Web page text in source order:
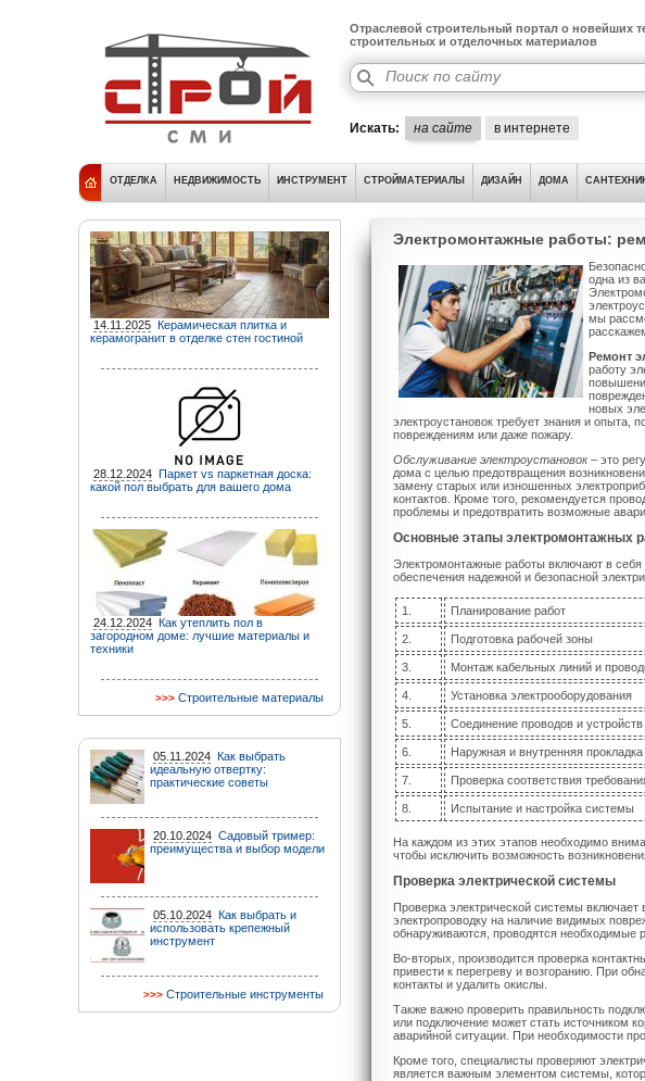
Отраслевой строительный портал о новейших
строительных и отделочных материалов
Искать: на сайте в интернете
ОТДЕЛКА НЕДВИЖИМОСТЬ ИНСТРУМЕНТ СТРОЙМАТЕРИАЛЫ ДИЗАЙН ДОМА
14.11.2025 Керамическая плитка и
керамогранит в отделке стен гостиной
28.12.2024 Паркет vs паркетная доска:
какой пол выбрать для вашего дома
24.12.2024 Как утеплить пол в
загородном доме: лучшие материалы и
техники
Строительные материалы
05.11.2024 Как выбрать
идеальную отвертку:
практические советы
20.10.2024 Садовый тример:
преимущества и выбор модели
05.10.2024 Как выбрать и
использовать крепежный
инструмент
Строительные инструменты
Электромонтажные работы:
одна из
мы
Ремонт
работу
новых
электроустановок требует знания и опыта,
повреждениям или даже пожару.
Обслуживание электроустановок– это
дома с целью предотвращения
замену старых или изношенных
контактов. Кроме того, рекомендуется
проблемы и предотвратить возможные
Основные этапы электромонтажных
Электромонтажные работы включают в
обеспечения надежной и безопасной
1. Планирование работ
2. Подготовка рабочей зоны
3. Монтаж кабельных линий и
4. Установка электрооборудования
5. Соединение проводов и устройств
6. Наружная и внутренняя прокладка
7. Проверка соответствия
8. Испытание и настройка системы
На каждом из этих этапов необходимо
чтобы исключить возможность
Проверка электрической системы
Проверка электрической системы
электропроводку на наличие видимых
обнаруживаются, проводятся необходимые
Во-вторых, производится проверка
привести к перегреву и возгоранию. При
контакты и удалить окислы.
Также важно проверить правильность
или подключение может стать источником
аварийной ситуации. При необходимости
Кроме того, специалисты проверяют
является важным элементом системы,